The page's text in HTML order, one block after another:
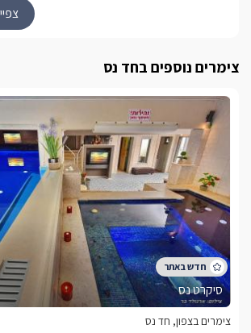
בחורף
החורף.
כלול באירוח
כמו כן, מכונת אספרסו עם קפסולות להנאת
צימרים נוספים בחד נס
סיקרט נס
צימרים בצפון, חד נס